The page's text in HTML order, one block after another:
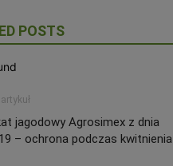
POSTS
jagodowy Agrosimex z dnia
– ochrona podczas kwitnienia